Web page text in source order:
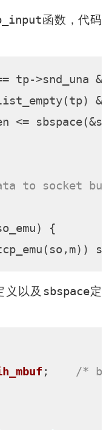
函数，代码
>snd_una &&
&&
<=
to socket
{
义以及 sbspace定
;
/*